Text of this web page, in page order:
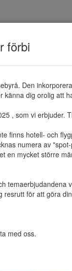
förbi
Den
känna dig orolig att
, som vi erbjuder.
finns hotell- och
numera av
en mycket större
resrutt för att göra
med oss.